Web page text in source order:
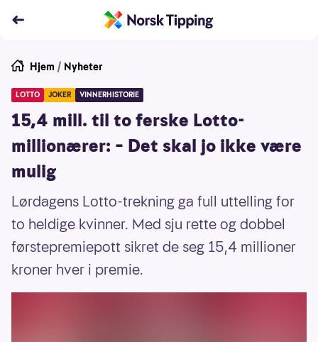
Hjem / Nyheter
LOTTO JOKER VINNERHISTORIE
15,4 mill. til to ferske Lotto-
millionærer: – Det skal jo ikke være
mulig
Lørdagens Lotto-trekning ga full uttelling for
to heldige kvinner. Med sju rette og dobbel
førstepremiepott sikret de seg 15,4 millioner
kroner hver i premie.